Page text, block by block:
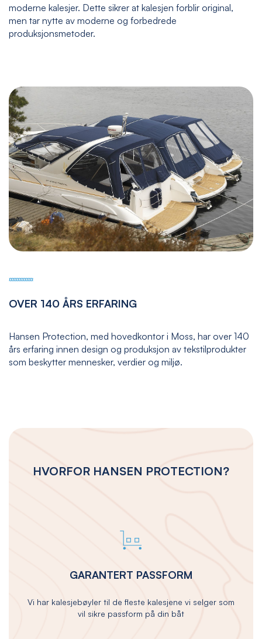
moderne kalesjer. Dette sikrer at kalesjen forblir original,
men tar nytte av moderne og forbedrede
produksjonsmetoder.
OVER 140 ÅRS ERFARING
Hansen Protection, med hovedkontor i Moss, har over 140
års erfaring innen design og produksjon av tekstilprodukter
som beskytter mennesker, verdier og miljø.
HVORFOR HANSEN PROTECTION?
GARANTERT PASSFORM
Vi har kalesjebøyler til de fleste kalesjene vi selger som
vil sikre passform på din båt